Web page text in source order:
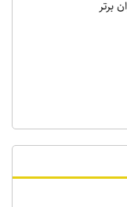
برتر